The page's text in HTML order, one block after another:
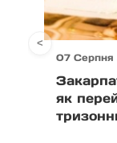
07 Серпня
як
<